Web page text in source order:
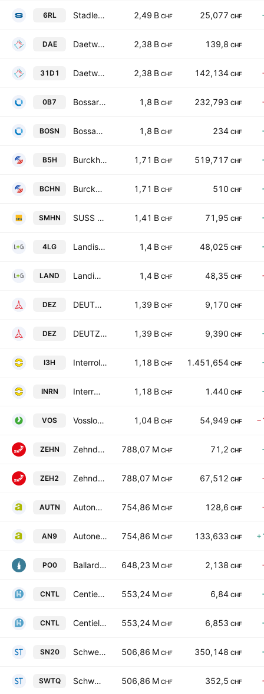
6RL Stadler Rail AG 2,49 B CHF 25,077 CHF
DAE Daetwyler Holding AG 2,38 B CHF 139,8 CHF
31D1 Daetwyler Holding AG 2,38 B CHF 142,134 CHF
0B7 Bossard Holding AG 1,8 B CHF 232,793 CHF
BOSN Bossard Holding AG 1,8 B CHF 234 CHF
B5H Burckhardt Compression Holding AG 1,71 B CHF 519,717 CHF
BCHN Burckhardt Compression Holding AG 1,71 B CHF 510 CHF
SMHN SUSS MicroTec SE 1,41 B CHF 71,95 CHF
4LG Landis+Gyr Group AG 1,4 B CHF 48,025 CHF
LAND Landis+Gyr Group AG 1,4 B CHF 48,35 CHF
DEZ DEUTZ AG 1,39 B CHF 9,170 CHF
DEZ DEUTZ AG 1,39 B CHF 9,390 CHF
I3H Interroll Holding AG 1,18 B CHF 1.451,654 CHF
INRN Interroll Holding AG 1,18 B CHF 1.440 CHF
VOS Vossloh Aktiengesellschaft 1,04 B CHF 54,949 CHF
ZEHN Zehnder Group AG Class A 788,07 M CHF 71,2 CHF
ZEH2 Zehnder Group AG Class A 788,07 M CHF 67,512 CHF
AUTN Autoneum Holding AG 754,86 M CHF 128,6 CHF
AN9 Autoneum Holding AG 754,86 M CHF 133,633 CHF
PO0 Ballard Power Systems Inc. 648,23 M CHF 2,138 CHF
CNTL Centiel AG 553,24 M CHF 6,84 CHF
CNTL Centiel AG 553,24 M CHF 6,853 CHF
SN20 Schweiter Technologies AG 506,86 M CHF 350,148 CHF
SWTQ Schweiter Technologies AG 506,86 M CHF 352,5 CHF